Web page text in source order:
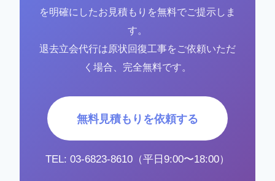
を明確にしたお見積もりを無料でご提示しま
す。
退去立会代行は原状回復工事をご依頼いただ
く場合、完全無料です。
無料見積もりを依頼する
TEL: 03-6823-8610（平日9:00〜18:00）